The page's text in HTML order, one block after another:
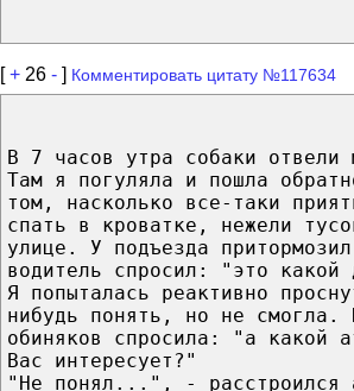
[+ 26 - ] Комментировать цитату №117634
В 7 часов утра собаки отвели
Там я погуляла и пошла
том, насколько все-таки
спать в кроватке, нежели
улице. У подъезда
водитель спросил: "это какой
Я попыталась реактивно
нибудь понять, но не смогла.
обиняков спросила: "а какой
Вас интересует?"
"Не понял...", - расстроился